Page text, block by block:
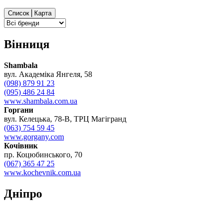
Список⎪Карта
Вінниця
Shambala
вул. Академіка Янгеля, 58
(098) 879 91 23
(095) 486 24 84
www.shambala.com.ua
Горгани
вул. Келецька, 78-В, ТРЦ Магігранд
(063) 754 59 45
www.gorgany.com
Кочівник
пр. Коцюбинського, 70
(067) 365 47 25
www.kochevnik.com.ua
Дніпро